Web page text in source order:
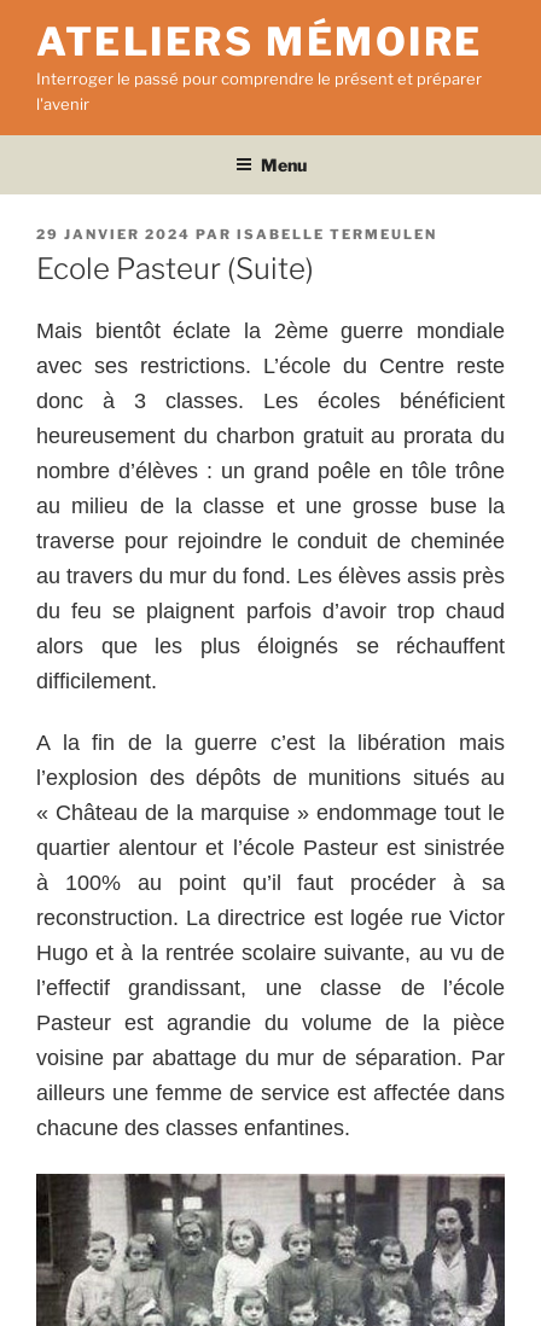
contenu
principal
ATELIERS MÉMOIRE
Interroger le passé pour comprendre le présent et préparer
l'avenir
Menu
PUBLIÉ
LE
29 JANVIER 2024 PAR ISABELLE TERMEULEN
Ecole Pasteur (Suite)
Mais bientôt éclate la 2ème guerre mondiale
avec ses restrictions. L’école du Centre reste
donc à 3 classes. Les écoles bénéficient
heureusement du charbon gratuit au prorata du
nombre d’élèves : un grand poêle en tôle trône
au milieu de la classe et une grosse buse la
traverse pour rejoindre le conduit de cheminée
au travers du mur du fond. Les élèves assis près
du feu se plaignent parfois d’avoir trop chaud
alors que les plus éloignés se réchauffent
difficilement.
A la fin de la guerre c’est la libération mais
l’explosion des dépôts de munitions situés au
« Château de la marquise » endommage tout le
quartier alentour et l’école Pasteur est sinistrée
à 100% au point qu’il faut procéder à sa
reconstruction. La directrice est logée rue Victor
Hugo et à la rentrée scolaire suivante, au vu de
l’effectif grandissant, une classe de l’école
Pasteur est agrandie du volume de la pièce
voisine par abattage du mur de séparation. Par
ailleurs une femme de service est affectée dans
chacune des classes enfantines.